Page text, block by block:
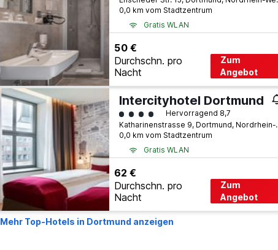
0,0 km vom Stadtzentrum
Gratis WLAN
50 €
Durchschn. pro
Nacht
Zum
Angebot
Intercityhotel Dortmund
Bewertungskategorie 4
Hervorragend 8,7
Katharinenstrasse
0,0 km vom Stadtzentrum
Gratis WLAN
62 €
Durchschn. pro
Nacht
Zum
Angebot
Mehr Top-Hotels in Dortmund anzeigen